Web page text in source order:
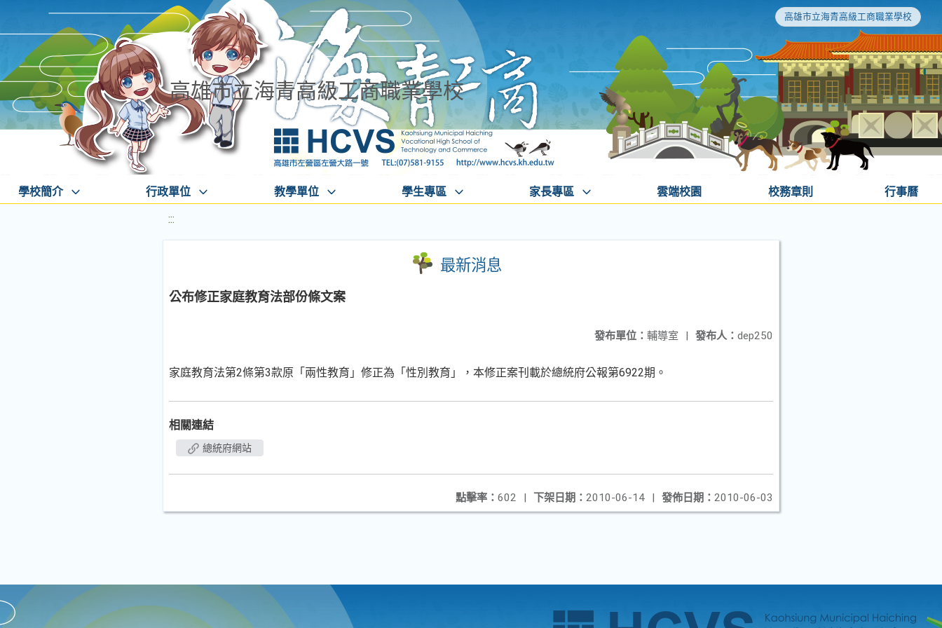
高雄市立海青高級工商職業學校
高雄市立海青高級工商職業學校
學校簡介 行政單位 教學單位 學生專區 家長專區 雲端校園 校務章則 行事曆
:::
最新消息
公布修正家庭教育法部份條文案
發布人： dep250
發布單位： 輔導室 |
家庭教育法第2條第3款原「兩性教育」修正為「性別教育」，本修正案刊載於總統府公報第6922期。
相關連結
總統府網站
發佈日期： 2010-06-03
下架日期： 2010-06-14 |
點擊率： 602 |